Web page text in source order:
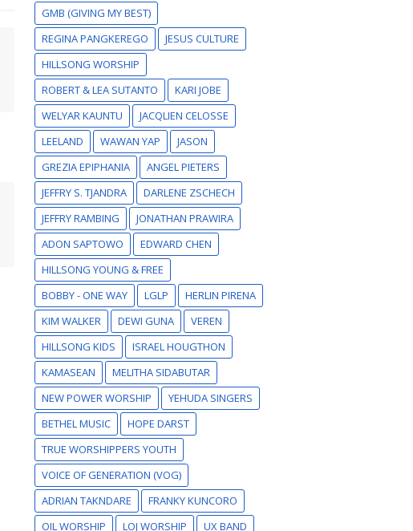
GMB (GIVING MY BEST)
REGINA PANGKEREGO
JESUS CULTURE
HILLSONG WORSHIP
ROBERT & LEA SUTANTO
KARI JOBE
WELYAR KAUNTU
JACQLIEN CELOSSE
LEELAND
WAWAN YAP
JASON
GREZIA EPIPHANIA
ANGEL PIETERS
JEFFRY S. TJANDRA
DARLENE ZSCHECH
JEFFRY RAMBING
JONATHAN PRAWIRA
ADON SAPTOWO
EDWARD CHEN
HILLSONG YOUNG & FREE
BOBBY - ONE WAY
LGLP
HERLIN PIRENA
KIM WALKER
DEWI GUNA
VEREN
HILLSONG KIDS
ISRAEL HOUGTHON
KAMASEAN
MELITHA SIDABUTAR
NEW POWER WORSHIP
YEHUDA SINGERS
BETHEL MUSIC
HOPE DARST
TRUE WORSHIPPERS YOUTH
VOICE OF GENERATION (VOG)
ADRIAN TAKNDARE
FRANKY KUNCORO
OIL WORSHIP
LOJ WORSHIP
UX BAND